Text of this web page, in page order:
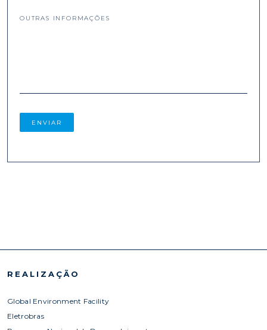
OUTRAS INFORMAÇÕES
REALIZAÇÃO
Global Environment Facility
Eletrobras